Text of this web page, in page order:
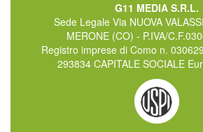
G11 MEDIA S.R.L.
Sede Legale Via NUOVA
MERONE (CO) - P.IVA/
Registro imprese di Como n.
293834 CAPITALE SOCIALE